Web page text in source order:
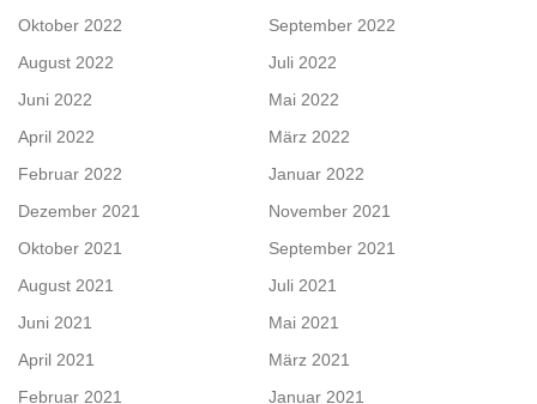
Oktober 2022
September 2022
August 2022
Juli 2022
Juni 2022
Mai 2022
April 2022
März 2022
Februar 2022
Januar 2022
Dezember 2021
November 2021
Oktober 2021
September 2021
August 2021
Juli 2021
Juni 2021
Mai 2021
April 2021
März 2021
Februar 2021
Januar 2021